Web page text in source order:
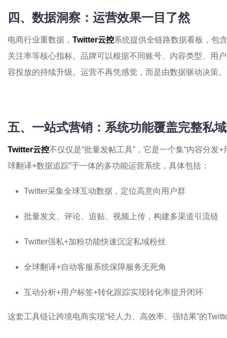
四、数据洞察：运营效果一目了然
电商行业重数据， Twitter云控系统提供全链路数据看板，包
关注率等核心指标。品牌可以根据不同账号、内容类型、用
容投放的持续升级。运营不再凭感觉，而是由数据驱动决策。
五、一站式营销：系统功能覆盖完整私
Twitter云控不仅仅是“批量发帖工具”，它是一个集“内容分发
球翻译+数据追踪”于一体的多功能运营系统，具体包括：
Twitter采集全球互动数据，定位高意向用户群
批量发文、评论、追贴、视频上传，构建多渠道引流链
Twitter强私+加粉功能快速沉淀私域粉丝
全球翻译+自动客服系统保障服务无死角
互动分析+用户标签+转化跟踪实现转化率提升闭环
这套工具链让跨境电商实现“轻人力、高效率、强结果”的